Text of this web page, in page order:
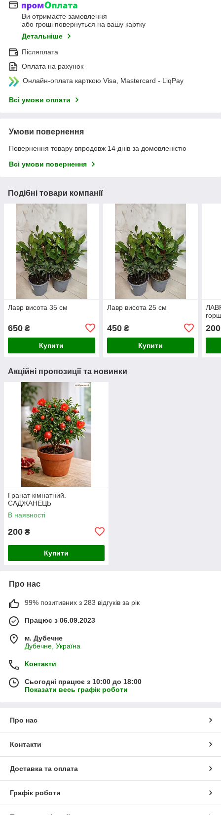
Ви отримаєте замовлення
або гроші повернуться на вашу картку
Детальніше
Післяплата
Оплата на рахунок
Онлайн-оплата карткою Visa, Mastercard - LiqPay
Всі умови оплати
Умови повернення
Повернення товару впродовж 14 днів за домовленістю
Всі умови повернення
Подібні товари компанії
Лавр висота 35 см
650 ₴
Купити
Лавр висота 25 см
450₴
Купити
200
Акційні пропозиції та новинки
Гранат кімнатний.
САДЖАНЕЦЬ
В наявності
200 ₴
Купити
Про нас
99% позитивних з 283 відгуків за рік
Працює з 06.09.2023
м. Дубечне
Дубечне, Україна
Контакти
Сьогодні працює з 10:00 до 18:00
Показати весь графік роботи
Про нас
Контакти
Доставка та оплата
Графік роботи